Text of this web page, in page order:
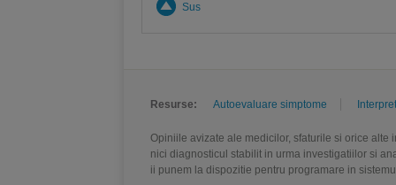
Sus
Resurse: Autoevaluare simptome
Opiniile avizate ale medicilor, sfaturile si orice
nici diagnosticul stabilit in urma investigatiilor si
ii punem la dispozitie pentru programare in